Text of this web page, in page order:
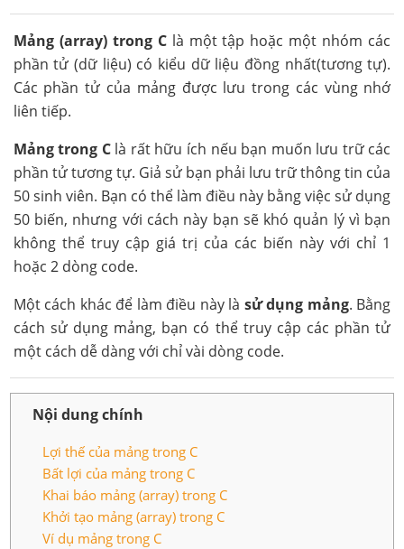
Mảng (array) trong Clà một tập hoặc một nhóm các
phần tử (dữ liệu) có kiểu dữ liệu đồng nhất(tương tự).
Các phần tử của mảng được lưu trong các vùng nhớ
liên tiếp.
Mảng trong Clà rất hữu ích nếu bạn muốn lưu trữ các
phần tử tương tự. Giả sử bạn phải lưu trữ thông tin của
50 sinh viên. Bạn có thể làm điều này bằng việc sử dụng
50 biến, nhưng với cách này bạn sẽ khó quản lý vì bạn
không thể truy cập giá trị của các biến này với chỉ 1
hoặc 2 dòng code.
Một cách khác để làm điều này là sử dụng mảng. Bằng
cách sử dụng mảng, bạn có thể truy cập các phần tử
một cách dễ dàng với chỉ vài dòng code.
Nội dung chính
Lợi thế của mảng trong C
Bất lợi của mảng trong C
Khai báo mảng (array) trong C
Khởi tạo mảng (array) trong C
Ví dụ mảng trong C